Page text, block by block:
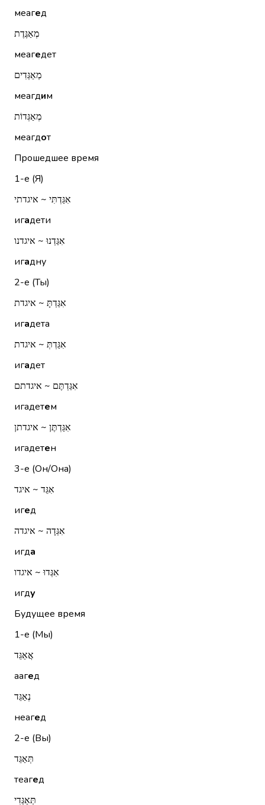
меагед
מְאַגֶּדֶת
меагедет
מְאַגְּדִים
меагдим
מְאַגְּדוֹת
меагдот
Прошедшее время
1-е (Я)
אִגַּדְתִּי ~ איגדתי
игадети
אִגַּדְנוּ ~ איגדנו
игадну
2-е (Ты)
אִגַּדְתָּ ~ איגדת
игадета
אִגַּדְתְּ ~ איגדת
игадет
אִגַּדְתֶּם ~ איגדתם
игадетем
אִגַּדְתֶּן ~ איגדתן
игадетен
3-е (Он/Она)
אִגֵּד ~ איגד
игед
אִגְּדָה ~ איגדה
игда
אִגְּדוּ ~ איגדו
игду
Будущее время
1-е (Мы)
אֲאַגֵּד
аагед
נְאַגֵּד
неагед
2-е (Вы)
תְּאַגֵּד
теагед
תְּאַגְּדִי